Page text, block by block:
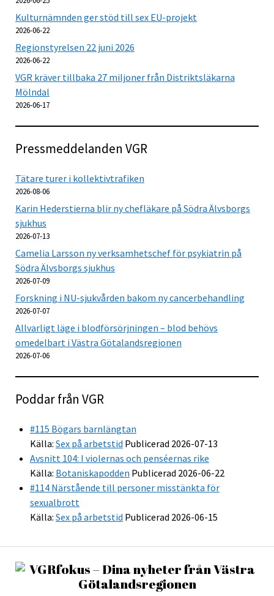
Kulturnämnden ger stöd till sex EU-projekt
2026-06-22
Regionstyrelsen 22 juni 2026
2026-06-22
VGR kräver tillbaka 27 miljoner från Distriktsläkarna
Mölndal
2026-06-17
Pressmeddelanden VGR
Tätare turer i kollektivtrafiken
2026-08-06
Karin Hederstierna blir ny chefläkare på Södra Älvsborgs
sjukhus
2026-07-13
Camelia Larsson ny verksamhetschef för psykiatrin på
Södra Älvsborgs sjukhus
2026-07-09
Forskning i NU-sjukvården bakom ny cancerbehandling
2026-07-07
Allvarligt läge i blodförsörjningen – blod behövs
omedelbart i Västra Götalandsregionen
2026-07-06
Poddar från VGR
#115 Bögars barnlängtan
Källa: Sex på arbetstid Publicerad 2026-07-13
Avsnitt 104: I violernas och penséernas rike
Källa: Botaniskapodden Publicerad 2026-06-22
#114 Närstående till personer misstänkta för
sexualbrott
Källa: Sex på arbetstid Publicerad 2026-06-15